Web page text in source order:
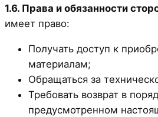
1.6. Права и обязанности
имеет право:
Получать доступ к
материалам;
Обращаться за
Требовать возврат в
предусмотренном